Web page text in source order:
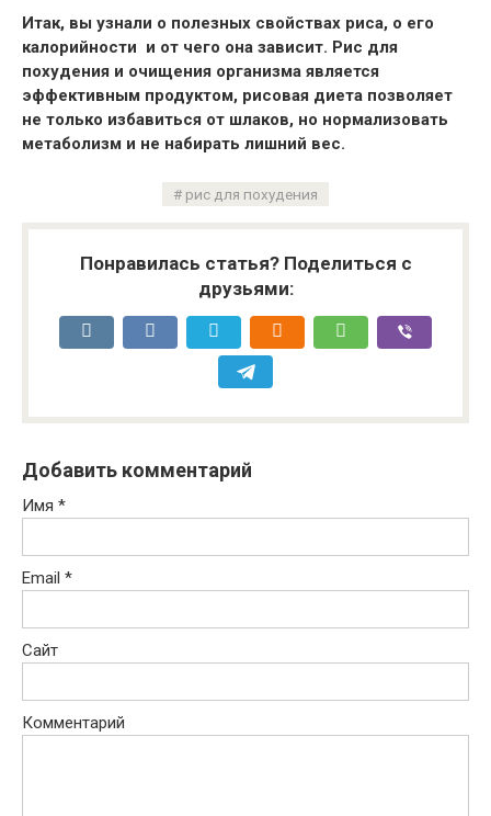
Итак, вы узнали о полезных свойствах риса, о его
калорийности и от чего она зависит. Рис для
похудения и очищения организма является
эффективным продуктом, рисовая диета позволяет
не только избавиться от шлаков, но нормализовать
метаболизм и не набирать лишний вес.
рис для похудения
Понравилась статья? Поделиться с
друзьями:
Добавить комментарий
Имя *
Email *
Сайт
Комментарий